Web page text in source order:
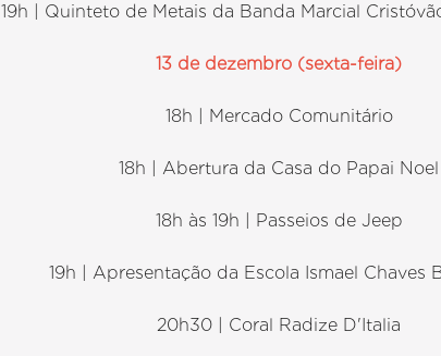
19h | Quinteto de Metais da Banda Marcial
13 de dezembro (sexta-feira)
18h | Mercado Comunitário
18h | Abertura da Casa do Papai Noel
18h às 19h | Passeios de Jeep
19h | Apresentação da Escola Ismael Chaves
20h30 | Coral Radize D'Italia